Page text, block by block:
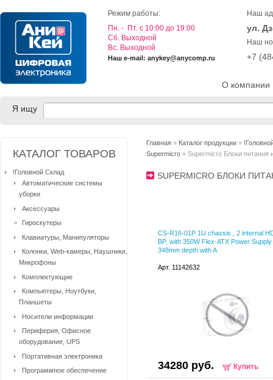
О компании
Режим работы:
Пн. - Пт. с 10:00 до 19:00
Cб. Выходной
Вс. Выходной
Наш e-mail: anykey@anycomp.ru
Наш
ул.
Наш
+7
Я ищу
Главная » Каталог продукции »
Supermicro » Supermicro Блоки питания
SUPERMICRO БЛОКИ
CS-R16-01P 1U chassis , 2 internal
BP, with 350W Flex-ATX Power Supply
348mm depth with A
Арт. 11142632
34280 руб. Купить
КАТАЛОГ ТОВАРОВ
!Головной Склад
Автоматические системы
уборки
Аксессуары
Гироскутеры
Клавиатуры, Манипуляторы
Колонки, Web-камеры, Наушники,
Микрофоны
Комплектующие
Компьютеры, Ноутбуки,
Планшеты
Носители информации
Периферия, Офисное
оборудование, UPS
Портативная электроника
Программное обеспечение